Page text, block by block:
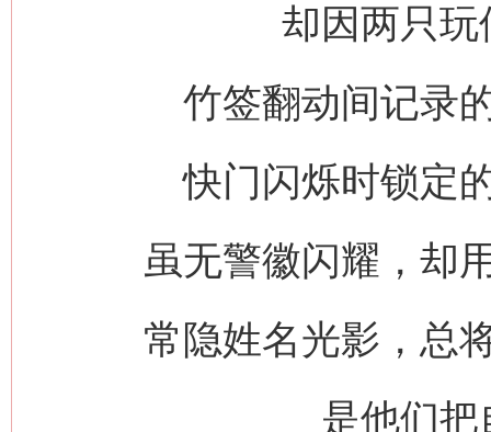
却因两只
竹签翻动间记录
快门闪烁时锁定
虽无警徽闪耀，却
常隐姓名光影，总
是他们